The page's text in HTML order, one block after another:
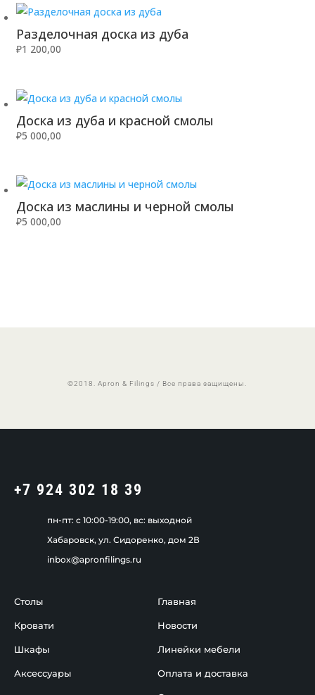
Разделочная доска из дуба
₽1 200,00
Доска из дуба и красной смолы
₽5 000,00
Доска из маслины и черной смолы
₽5 000,00
©2018. Apron & Filings / Все права защищены.
+7 924 302 18 39
пн-пт: c 10:00-19:00, вс: выходной
Хабаровск, ул. Сидоренко, дом 2В
inbox@apronfilings.ru
Столы
Кровати
Шкафы
Аксессуары
Главная
Новости
Линейки мебели
Оплата и доставка